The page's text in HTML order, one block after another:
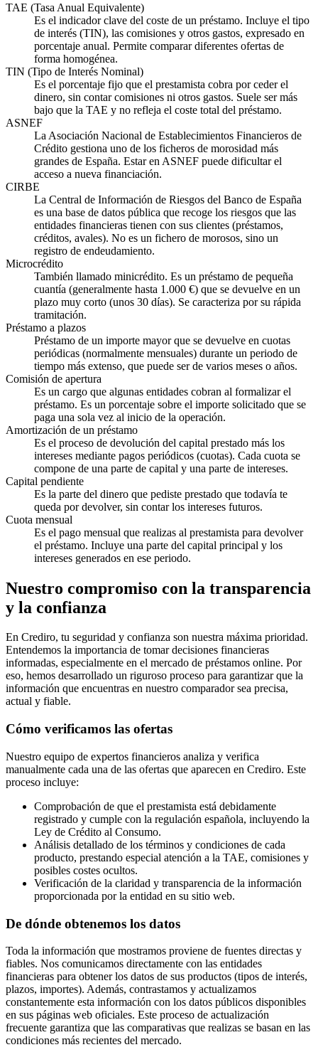
TAE (Tasa Anual Equivalente)
Es el indicador clave del coste de un préstamo. Incluye el tipo
de interés (TIN), las comisiones y otros gastos, expresado en
porcentaje anual. Permite comparar diferentes ofertas de
forma homogénea.
TIN (Tipo de Interés Nominal)
Es el porcentaje fijo que el prestamista cobra por ceder el
dinero, sin contar comisiones ni otros gastos. Suele ser más
bajo que la TAE y no refleja el coste total del préstamo.
ASNEF
La Asociación Nacional de Establecimientos Financieros de
Crédito gestiona uno de los ficheros de morosidad más
grandes de España. Estar en ASNEF puede dificultar el
acceso a nueva financiación.
CIRBE
La Central de Información de Riesgos del Banco de España
es una base de datos pública que recoge los riesgos que las
entidades financieras tienen con sus clientes (préstamos,
créditos, avales). No es un fichero de morosos, sino un
registro de endeudamiento.
Microcrédito
También llamado minicrédito. Es un préstamo de pequeña
cuantía (generalmente hasta 1.000 €) que se devuelve en un
plazo muy corto (unos 30 días). Se caracteriza por su rápida
tramitación.
Préstamo a plazos
Préstamo de un importe mayor que se devuelve en cuotas
periódicas (normalmente mensuales) durante un periodo de
tiempo más extenso, que puede ser de varios meses o años.
Comisión de apertura
Es un cargo que algunas entidades cobran al formalizar el
préstamo. Es un porcentaje sobre el importe solicitado que se
paga una sola vez al inicio de la operación.
Amortización de un préstamo
Es el proceso de devolución del capital prestado más los
intereses mediante pagos periódicos (cuotas). Cada cuota se
compone de una parte de capital y una parte de intereses.
Capital pendiente
Es la parte del dinero que pediste prestado que todavía te
queda por devolver, sin contar los intereses futuros.
Cuota mensual
Es el pago mensual que realizas al prestamista para devolver
el préstamo. Incluye una parte del capital principal y los
intereses generados en ese periodo.
Nuestro compromiso con la transparencia
y la confianza
En Crediro, tu seguridad y confianza son nuestra máxima prioridad.
Entendemos la importancia de tomar decisiones financieras
informadas, especialmente en el mercado de préstamos online. Por
eso, hemos desarrollado un riguroso proceso para garantizar que la
información que encuentras en nuestro comparador sea precisa,
actual y fiable.
Cómo verificamos las ofertas
Nuestro equipo de expertos financieros analiza y verifica
manualmente cada una de las ofertas que aparecen en Crediro. Este
proceso incluye:
Comprobación de que el prestamista está debidamente
registrado y cumple con la regulación española, incluyendo la
Ley de Crédito al Consumo.
Análisis detallado de los términos y condiciones de cada
producto, prestando especial atención a la TAE, comisiones y
posibles costes ocultos.
Verificación de la claridad y transparencia de la información
proporcionada por la entidad en su sitio web.
De dónde obtenemos los datos
Toda la información que mostramos proviene de fuentes directas y
fiables. Nos comunicamos directamente con las entidades
financieras para obtener los datos de sus productos (tipos de interés,
plazos, importes). Además, contrastamos y actualizamos
constantemente esta información con los datos públicos disponibles
en sus páginas web oficiales. Este proceso de actualización
frecuente garantiza que las comparativas que realizas se basan en las
condiciones más recientes del mercado.